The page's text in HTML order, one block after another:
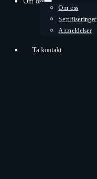
Om oss
Sertifiseringer
Anmeldelser
Ta kontakt